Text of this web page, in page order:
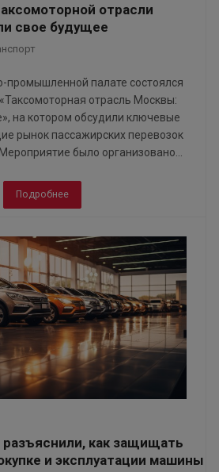
отрасли
свое будущее
промышленной палате состоялся
отрасль Москвы:
на котором обсудили ключевые
рынок пассажирских перевозок
было организовано...
Подробнее
как защищать
и эксплуатации машины